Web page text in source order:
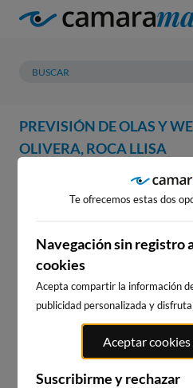
PREVISIÓN DE OLAS Y
OLIVERA, ROCA LLISA
PREVISIÓN
WEBCAM CALA
ROCA LLISA
WEBCAMS
Te ofrecemos estas dos
Navegación sin registro
cookies
Acepta compartir la información
publicidad personalizada y
Aceptar
Suscribirme y rechazar